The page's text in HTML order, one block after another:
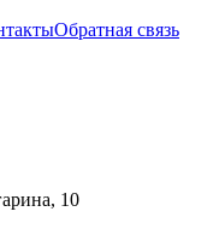
Обратная связь
10